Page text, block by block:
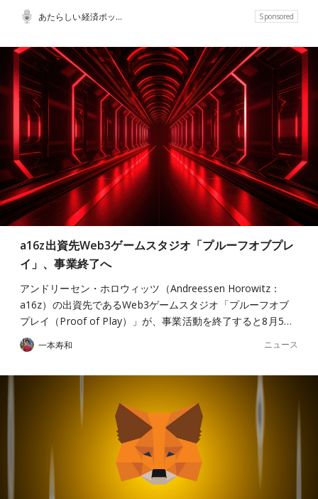
あたらしい経済ポッドキャスト Sponsored
a16z出資先Web3ゲームスタジオ「プルーフオブプレ
イ」、事業終了へ
アンドリーセン・ホロウィッツ（Andreessen Horowitz：
a16z）の出資先であるWeb3ゲームスタジオ「プルーフオブ
プレイ（Proof of Play）」が、事業活動を終了すると8月5…
一本寿和 ニュース